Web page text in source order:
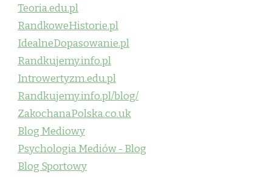
Teoria.edu.pl
RandkoweHistorie.pl
IdealneDopasowanie.pl
Randkujemy.info.pl
Introwertyzm.edu.pl
Randkujemy.info.pl/blog/
ZakochanaPolska.co.uk
Blog Mediowy
Psychologia Mediów - Blog
Blog Sportowy